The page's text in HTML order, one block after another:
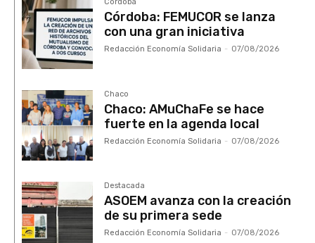
Córdoba: FEMUCOR se lanza
con una gran iniciativa
Redacción Economía Solidaria - 07/08/2026
Chaco
Chaco: AMuChaFe se hace
fuerte en la agenda local
Redacción Economía Solidaria - 07/08/2026
Destacada
ASOEM avanza con la creación
de su primera sede
Redacción Economía Solidaria - 07/08/2026